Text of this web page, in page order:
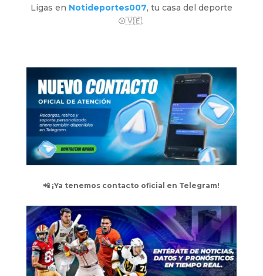
Ligas en Notideportes007, tu casa del deporte
⚾🇻🇪.
📲 ¡Ya tenemos contacto oficial en Telegram!